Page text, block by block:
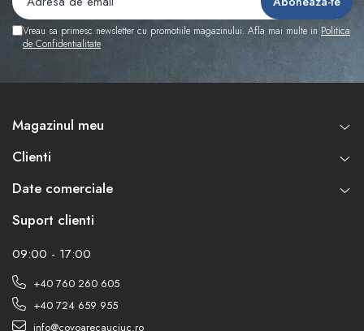
Vreau sa primesc newsletter cu promotiile magazinului. Afla mai multe in Politica
de Confidentialitate
Magazinul meu
Clienti
Date comerciale
Suport clienti
09:00 - 17:00
+40 760 260 605
+40 724 659 955
info@covoarecauciuc.ro